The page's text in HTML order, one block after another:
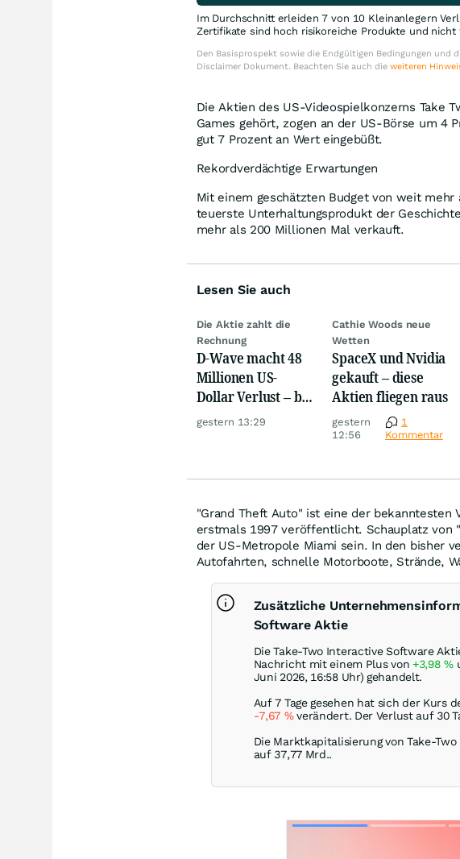
Im Durchschnitt erleiden 7 von 10 Kleinanlegern
Zertifikate sind hoch risikoreiche Produkte und
Den Basisprospekt sowie die Endgültigen Bedingungen und
Disclaimer Dokument. Beachten Sie auch die weiteren
Die Aktien des US-Videospielkonzerns Take
Games gehört, zogen an der US-Börse um 4
gut 7 Prozent an Wert eingebüßt.
Rekordverdächtige Erwartungen
Mit einem geschätzten Budget von weit
teuerste Unterhaltungsprodukt der
mehr als 200 Millionen Mal verkauft.
Lesen Sie auch
Die Aktie zahlt die
Rechnung
D-Wave macht 48
Millionen US-
Dollar Verlust – bei
nur 3,1 Millionen
gestern 13:29
Cathie Woods neue
Wetten
SpaceX und Nvidia
gekauft – diese
Aktien fliegen raus
gestern
12:56
1
Kommentar
"Grand Theft Auto" ist eine der
erstmals 1997 veröffentlicht. Schauplatz von
der US-Metropole Miami sein. In den bisher
Autofahrten, schnelle Motorboote, Strände,
Zusätzliche
Software Aktie
Die Take-Two Interactive Software
Nachricht mit einem Plus von +3,98%
Juni 2026, 16:58 Uhr) gehandelt.
Auf 7 Tage gesehen hat sich der Kurs
-7,67 %verändert. Der Verlust auf 30
Die Marktkapitalisierung von Take-
auf 37,77 Mrd..